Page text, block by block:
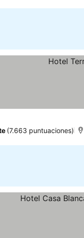
(7.663 puntuaciones)